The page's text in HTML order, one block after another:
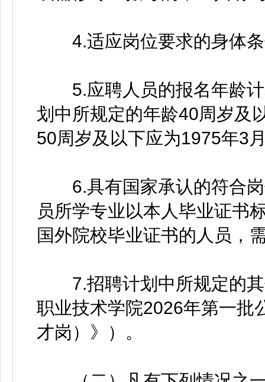
4.适应岗位要求的身体条
5.应聘人员的报名年龄计
划中所规定的年龄40周岁及
50周岁及以下应为1975年3
6.具有国家承认的符合岗
员所学专业以本人毕业证书
国外院校毕业证书的人员，
7.招聘计划中所规定的其
职业技术学院2026年第一批
才岗）》）。